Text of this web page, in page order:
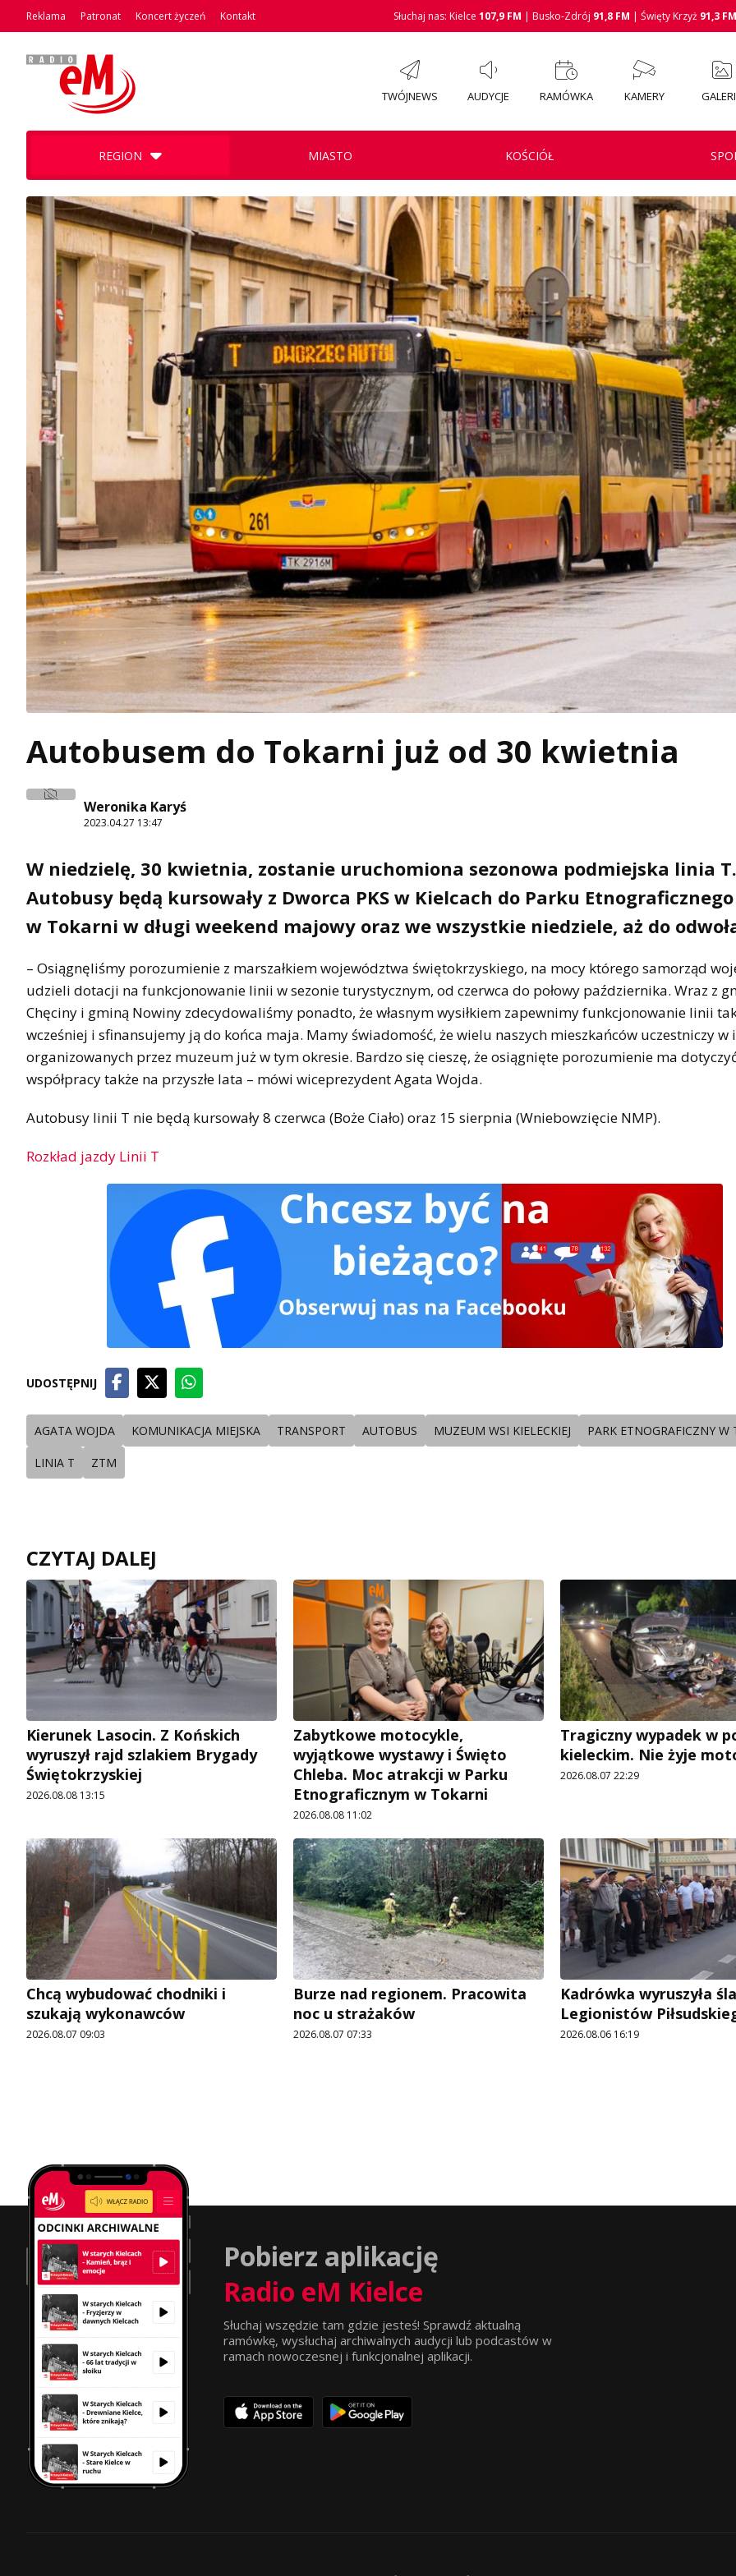
Reklama Patronat Koncert życzeń Kontakt Słuchaj nas: Kielce 107,9 FM | Busko-Zdrój 91,8 FM | Święty Krzyż 91,3 FM
TWÓJNEWS AUDYCJE RAMÓWKA KAMERY
REGION MIASTO KOŚCIÓŁ
Autobusem do Tokarni już od 30 kwietnia
Weronika Karyś
2023.04.27 13:47
W niedzielę, 30 kwietnia, zostanie uruchomiona sezonowa podmiejska linia T.
Autobusy będą kursowały z Dworca PKS w Kielcach do Parku Etnograficznego
w Tokarni w długi weekend majowy oraz we wszystkie niedziele, aż do
– Osiągnęliśmy porozumienie z marszałkiem województwa świętokrzyskiego, na mocy którego samorząd
udzieli dotacji na funkcjonowanie linii w sezonie turystycznym, od czerwca do połowy października. Wraz z
Chęciny i gminą Nowiny zdecydowaliśmy ponadto, że własnym wysiłkiem zapewnimy funkcjonowanie linii
wcześniej i sfinansujemy ją do końca maja. Mamy świadomość, że wielu naszych mieszkańców uczestniczy w
organizowanych przez muzeum już w tym okresie. Bardzo się cieszę, że osiągnięte porozumienie ma
współpracy także na przyszłe lata – mówi wiceprezydent Agata Wojda.
Autobusy linii T nie będą kursowały 8 czerwca (Boże Ciało) oraz 15 sierpnia (Wniebowzięcie NMP).
Rozkład jazdy Linii T
UDOSTĘPNIJ
AGATA WOJDA KOMUNIKACJA MIEJSKA TRANSPORT AUTOBUS MUZEUM WSI KIELECKIEJ PARK ETNOGRAFICZNY W
LINIA T ZTM
CZYTAJ DALEJ
Kierunek Lasocin. Z Końskich
wyruszył rajd szlakiem Brygady
Świętokrzyskiej
2026.08.08 13:15
Zabytkowe motocykle,
wyjątkowe wystawy i Święto
Chleba. Moc atrakcji w Parku
Etnograficznym w Tokarni
2026.08.08 11:02
Tragiczny wypadek w
kieleckim. Nie żyje
2026.08.07 22:29
Chcą wybudować chodniki i
szukają wykonawców
2026.08.07 09:03
Burze nad regionem. Pracowita
noc u strażaków
2026.08.07 07:33
Kadrówka wyruszyła
Legionistów
2026.08.06 16:19
Pobierz aplikację
Radio eM Kielce
Słuchaj wszędzie tam gdzie jesteś! Sprawdź aktualną
ramówkę, wysłuchaj archiwalnych audycji lub podcastów w
ramach nowoczesnej i funkcjonalnej aplikacji.